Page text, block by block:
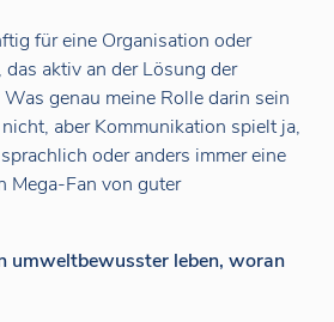
für eine Organisation oder
aktiv an der Lösung der
genau meine Rolle darin sein
aber Kommunikation spielt ja,
oder anders immer eine
Mega-Fan von guter
umweltbewusster leben, woran